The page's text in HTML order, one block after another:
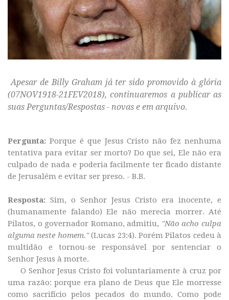
Apesar de Billy Graham já ter sido promovido à glória
(07NOV1918-21FEV2018), continuaremos a publicar as
suas Perguntas/Respostas - novas e em arquivo.
Pergunta: Porque é que Jesus Cristo não fez nenhuma
tentativa para evitar ser morto? Do que sei, Ele não era
culpado de nada e poderia facilmente ter ficado distante
de Jerusalém e evitar ser preso. - B.B.
Resposta: Sim, o Senhor Jesus Cristo era inocente, e
(humanamente falando) Ele não merecia morrer. Até
Pilatos, o governador Romano, admitiu, "Não acho culpa
alguma neste homem."(Lucas 23:4). Porém Pilatos cedeu à
multidão e tornou-se responsável por sentenciar o
Senhor Jesus à morte.
O Senhor Jesus Cristo foi voluntariamente à cruz por
uma razão: porque era plano de Deus que Ele morresse
como sacrifício pelos pecados do mundo. Como pode